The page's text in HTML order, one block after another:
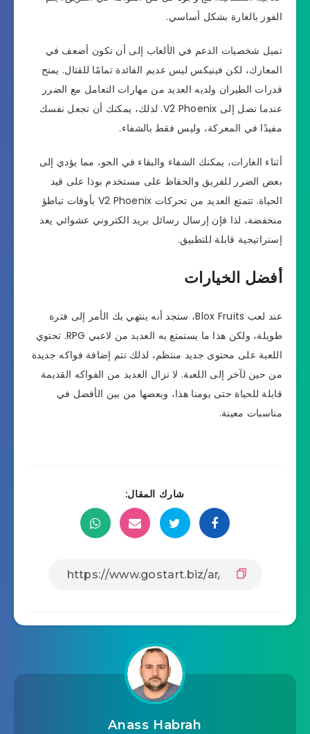
الفوز بالغارة بشكل أساسي.
تميل شخصيات الدعم في الألعاب إلى أن تكون أضعف في
المعارك، لكن فينيكس ليس عديم الفائدة تمامًا للقتال. يمنح
قدرات الطيران ولديه العديد من مهارات التعامل مع الضرر
عندما تصل إلى V2 Phoenix. لذلك، يمكنك أن تجعل نفسك
مفيدًا في المعركة، وليس فقط بالشفاء.
أثناء الغارات، يمكنك الشفاء والبقاء في الجو، مما يؤدي إلى
بعض الضرر للفريق والحفاظ على مستخدم بوذا على قيد
الحياة. تتمتع العديد من تحركات V2 Phoenix بأوقات تباطؤ
منخفضة، لذا فإن إرسال رسائل بريد الكتروني عشوائي يعد
إستراتيجية قابلة للتطبيق.
أفضل الخيارات
عند لعب Blox Fruits، ستجد أنه ينتهي بك الأمر إلى فترة
طويلة، ولكن هذا ما يستمتع به العديد من لاعبي RPG. تحتوي
اللعبة على محتوى جديد منتظم، لذلك تتم إضافة فواكه جديدة
من حين لآخر إلى اللعبة. لا تزال العديد من الفواكه القديمة
قابلة للحياة حتى يومنا هذا، وبعضها من بين الأفضل في
مناسبات معينة.
شارك المقال:
Anass Habrah